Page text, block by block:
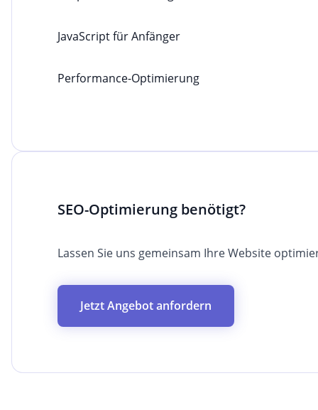
JavaScript für Anfänger
Performance-Optimierung
SEO-Optimierung benötigt?
Lassen Sie uns gemeinsam Ihre Website
Jetzt Angebot anfordern